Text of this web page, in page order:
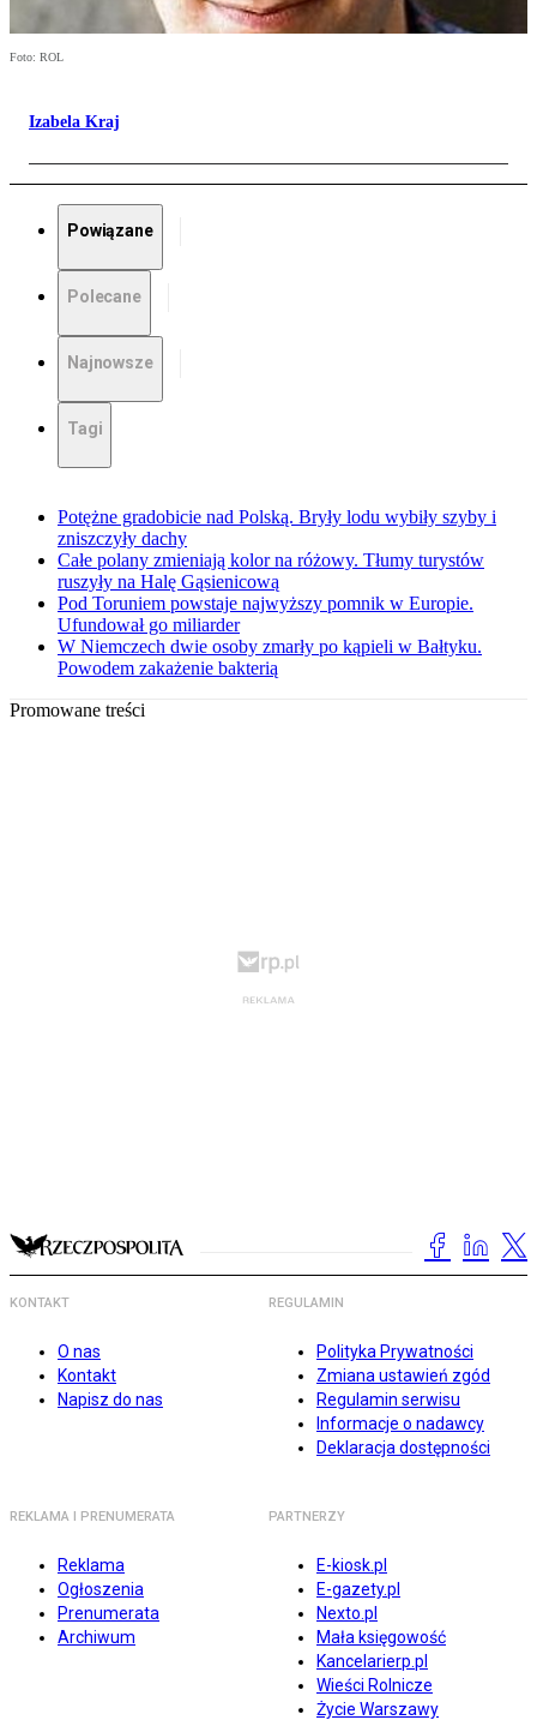
Foto: ROL
Izabela Kraj
Powiązane
Polecane
Najnowsze
Tagi
Potężne gradobicie nad Polską. Bryły lodu wybiły szyby i
zniszczyły dachy
Całe polany zmieniają kolor na różowy. Tłumy turystów
ruszyły na Halę Gąsienicową
Pod Toruniem powstaje najwyższy pomnik w Europie.
Ufundował go miliarder
W Niemczech dwie osoby zmarły po kąpieli w Bałtyku.
Powodem zakażenie bakterią
Promowane treści
KONTAKT
O nas
Kontakt
Napisz do nas
REGULAMIN
Polityka Prywatności
Zmiana ustawień zgód
Regulamin serwisu
Informacje o nadawcy
Deklaracja dostępności
REKLAMA I PRENUMERATA
Reklama
Ogłoszenia
Prenumerata
Archiwum
PARTNERZY
E-kiosk.pl
E-gazety.pl
Nexto.pl
Mała księgowość
Kancelarierp.pl
Wieści Rolnicze
Życie Warszawy